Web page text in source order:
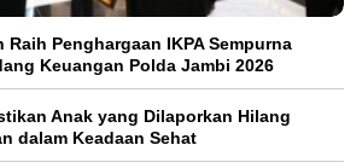
Raih Penghargaan IKPA Sempurna
Keuangan Polda Jambi 2026
Anak yang Dilaporkan Hilang
dalam Keadaan Sehat